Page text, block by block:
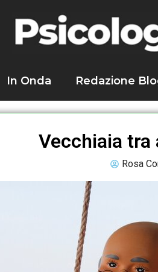
In Onda Redazione
Vecchiaia
Rosa